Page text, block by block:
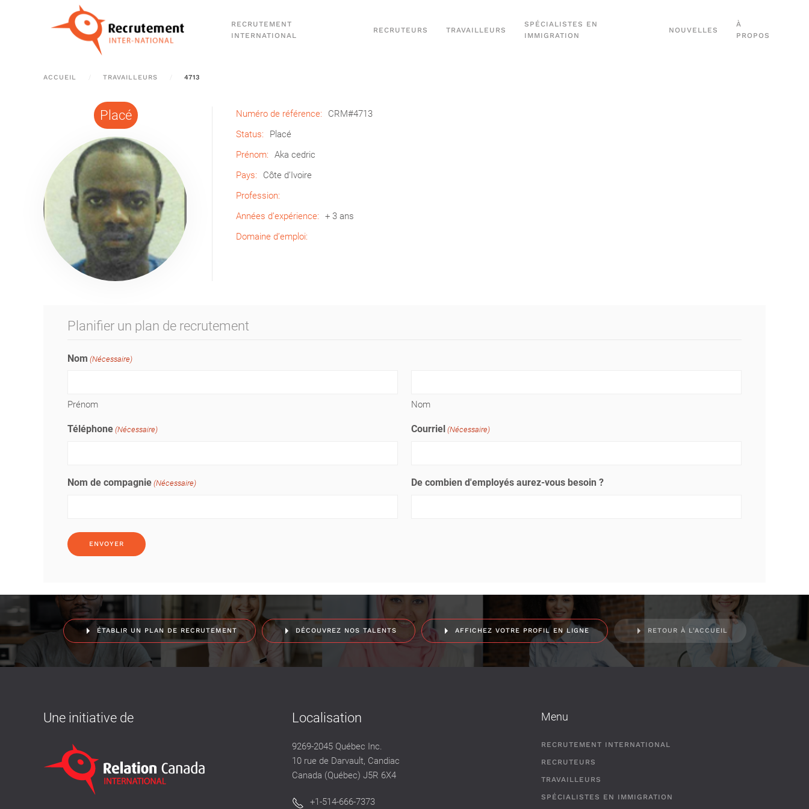
Passer au contenu principal
RECRUTEMENT
INTERNATIONAL
RECRUTEURS TRAVAILLEURS
SPÉCIALISTES EN
IMMIGRATION
NOUVELLES
À
PROPOS
ACCUEIL TRAVAILLEURS 4713
Placé Numéro de référence:
CRM#4713
Status:
Placé
Prénom:
Aka cedric
Pays:
Côte d’Ivoire
Profession:
Années d’expérience:
+ 3 ans
Domaine d’emploi:
Planifier un plan de recrutement
Nom (Nécessaire)
Prénom Nom
Téléphone (Nécessaire) Courriel (Nécessaire)
Nom de compagnie (Nécessaire) De combien d'employés aurez-vous besoin ?
ÉTABLIR UN PLAN DE RECRUTEMENT DÉCOUVREZ NOS TALENTS AFFICHEZ VOTRE PROFIL EN LIGNE RETOUR À L'ACCUEIL
Une initiative de Localisation
9269-2045 Québec Inc.
10 rue de Darvault, Candiac
Canada (Québec) J5R 6X4
+1-514-666-7373
Menu
RECRUTEMENT INTERNATIONAL
RECRUTEURS
TRAVAILLEURS
SPÉCIALISTES EN IMMIGRATION